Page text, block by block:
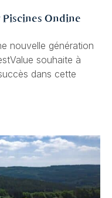
Ondine
nouvelle génération
souhaite à
dans cette